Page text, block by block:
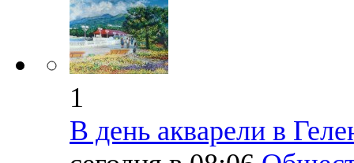
1
В день акварели в